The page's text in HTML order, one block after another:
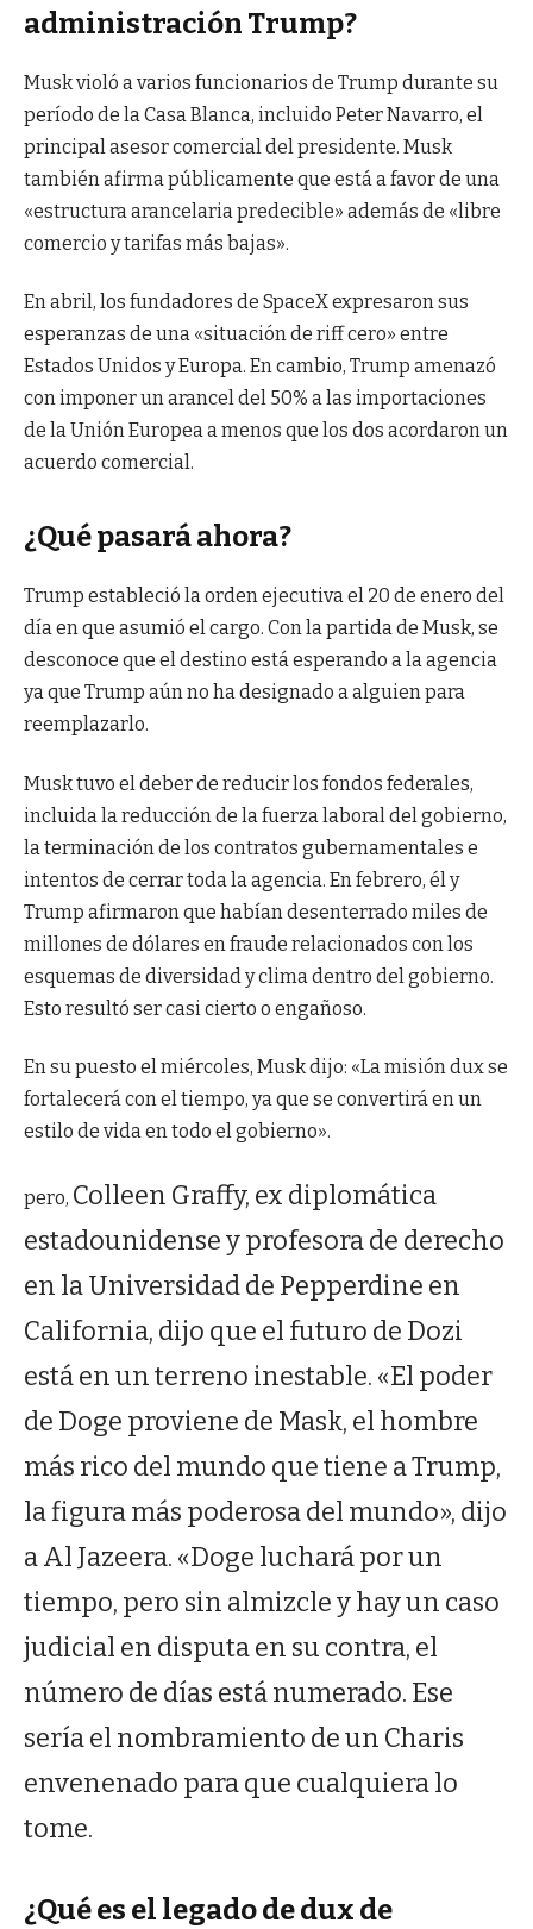
administración Trump?
Musk violó a varios funcionarios de Trump durante su
período de la Casa Blanca, incluido Peter Navarro, el
principal asesor comercial del presidente. Musk
también afirma públicamente que está a favor de una
«estructura arancelaria predecible» además de «libre
comercio y tarifas más bajas».
En abril, los fundadores de SpaceX expresaron sus
esperanzas de una «situación de riff cero» entre
Estados Unidos y Europa. En cambio, Trump amenazó
con imponer un arancel del 50% a las importaciones
de la Unión Europea a menos que los dos acordaron un
acuerdo comercial.
¿Qué pasará ahora?
Trump estableció la orden ejecutiva el 20 de enero del
día en que asumió el cargo. Con la partida de Musk, se
desconoce que el destino está esperando a la agencia
ya que Trump aún no ha designado a alguien para
reemplazarlo.
Musk tuvo el deber de reducir los fondos federales,
incluida la reducción de la fuerza laboral del gobierno,
la terminación de los contratos gubernamentales e
intentos de cerrar toda la agencia. En febrero, él y
Trump afirmaron que habían desenterrado miles de
millones de dólares en fraude relacionados con los
esquemas de diversidad y clima dentro del gobierno.
Esto resultó ser casi cierto o engañoso.
En su puesto el miércoles, Musk dijo: «La misión dux se
fortalecerá con el tiempo, ya que se convertirá en un
estilo de vida en todo el gobierno».
pero, Colleen Graffy, ex diplomática
estadounidense y profesora de derecho
en la Universidad de Pepperdine en
California, dijo que el futuro de Dozi
está en un terreno inestable. «El poder
de Doge proviene de Mask, el hombre
más rico del mundo que tiene a Trump,
la figura más poderosa del mundo», dijo
a Al Jazeera. «Doge luchará por un
tiempo, pero sin almizcle y hay un caso
judicial en disputa en su contra, el
número de días está numerado. Ese
sería el nombramiento de un Charis
envenenado para que cualquiera lo
tome.
¿Qué es el legado de dux de